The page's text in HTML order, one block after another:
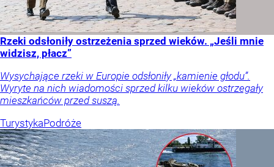
Rzeki odsłoniły ostrzeżenia sprzed wieków. „Jeśli mnie
widzisz, płacz”
Wysychające rzeki w Europie odsłoniły „kamienie głodu”.
Wyryte na nich wiadomości sprzed kilku wieków ostrzegały
mieszkańców przed suszą.
TurystykaPodróże